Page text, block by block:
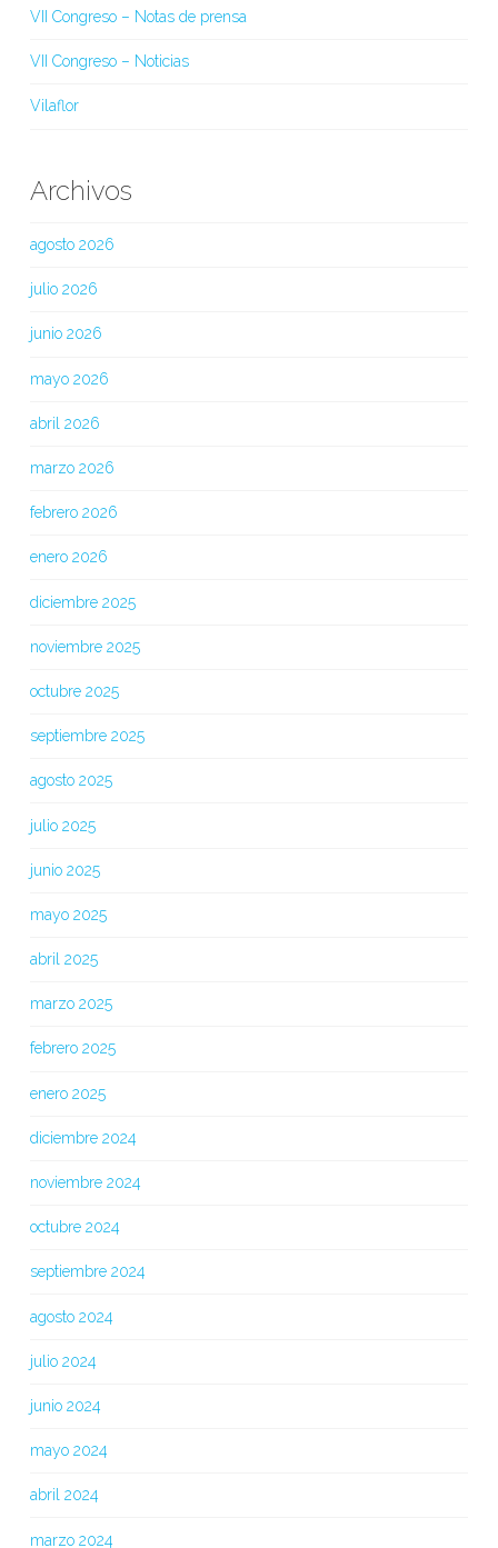
VII Congreso – Notas de prensa
VII Congreso – Noticias
Vilaflor
Archivos
agosto 2026
julio 2026
junio 2026
mayo 2026
abril 2026
marzo 2026
febrero 2026
enero 2026
diciembre 2025
noviembre 2025
octubre 2025
septiembre 2025
agosto 2025
julio 2025
junio 2025
mayo 2025
abril 2025
marzo 2025
febrero 2025
enero 2025
diciembre 2024
noviembre 2024
octubre 2024
septiembre 2024
agosto 2024
julio 2024
junio 2024
mayo 2024
abril 2024
marzo 2024